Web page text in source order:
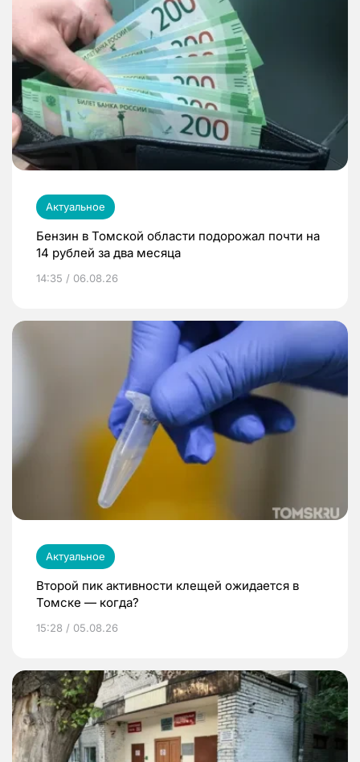
Актуальное
Бензин в Томской области подорожал почти на
14 рублей за два месяца
14:35 / 06.08.26
Актуальное
Второй пик активности клещей ожидается в
Томске — когда?
15:28 / 05.08.26